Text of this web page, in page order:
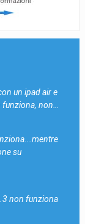
un ipad air e
funziona, non…
su
non funziona